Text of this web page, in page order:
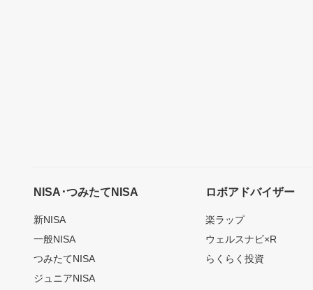
NISA･つみたてNISA
新NISA
一般NISA
つみたてNISA
ジュニアNISA
ロボアドバイザー
楽ラップ
ウェルスナビ×R
らくらく投資